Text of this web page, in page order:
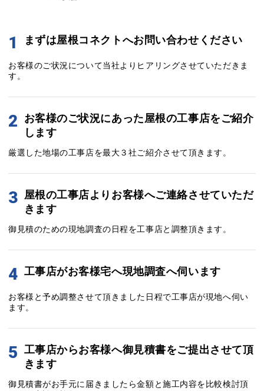
1 まずは屋根コネクトへお問い合わせください
お客様のご状況について当社よりヒアリングさせていただきま
す。
2
お客様のご状況にあった屋根の工事店をご紹介
します
厳選した地場の工事店を最大３社ご紹介させて頂きます。
3 屋根の工事店よりお客様へご連絡させていただ
きます
御見積のための現地調査の日程を工事店と調整頂きます。
4 工事店がお客様宅へ現地調査へ伺います
お客様と予め調整させて頂きました日程で工事店が現地へ伺い
ます。
5 工事店からお客様へ御見積書をご提出させて頂
きます
御見積書がお手元に届きましたら金額と施工内容を比較検討頂